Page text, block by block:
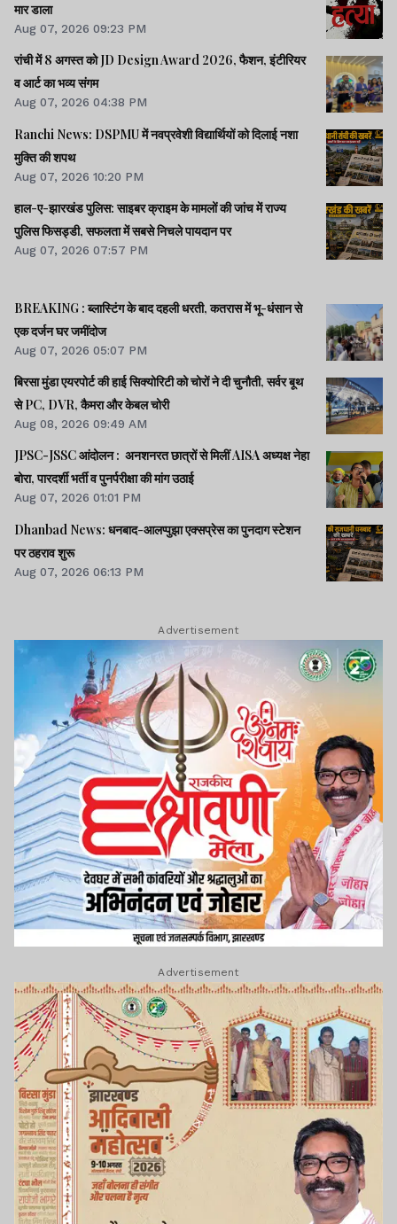
मार डाला
Aug 07, 2026 09:23 PM
रांची में 8 अगस्त को JD Design Award 2026, फैशन, इंटीरियर
व आर्ट का भव्य संगम
Aug 07, 2026 04:38 PM
Ranchi News: DSPMU में नवप्रवेशी विद्यार्थियों को दिलाई नशा
मुक्ति की शपथ
Aug 07, 2026 10:20 PM
हाल-ए-झारखंड पुलिस: साइबर क्राइम के मामलों की जांच में राज्य
पुलिस फिसड्डी, सफलता में सबसे निचले पायदान पर
Aug 07, 2026 07:57 PM
BREAKING : ब्लास्टिंग के बाद दहली धरती, कतरास में भू-धंसान से
एक दर्जन घर जमींदोज
Aug 07, 2026 05:07 PM
बिरसा मुंडा एयरपोर्ट की हाई सिक्योरिटी को चोरों ने दी चुनौती, सर्वर बूथ
से PC, DVR, कैमरा और केबल चोरी
Aug 08, 2026 09:49 AM
JPSC-JSSC आंदोलन : अनशनरत छात्रों से मिलीं AISA अध्यक्ष नेहा
बोरा, पारदर्शी भर्ती व पुनर्परीक्षा की मांग उठाई
Aug 07, 2026 01:01 PM
Dhanbad News: धनबाद-आलप्पुझा एक्सप्रेस का पुनदाग स्टेशन
पर ठहराव शुरू
Aug 07, 2026 06:13 PM
Advertisement
Advertisement